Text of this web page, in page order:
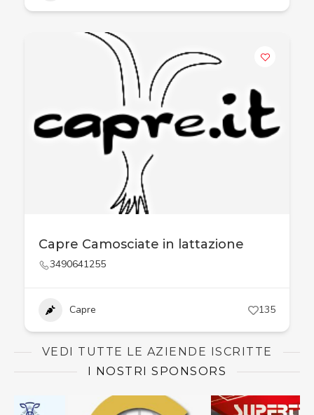
Capre Camosciate in lattazione
3490641255
Capre 135
VEDI TUTTE LE AZIENDE ISCRITTE
I NOSTRI SPONSORS